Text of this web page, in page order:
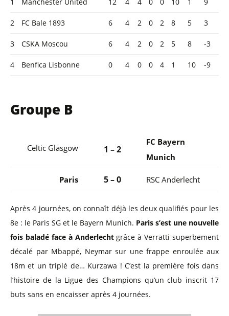
2 FC Bale 1893 6 4 2 0 2 8 5 3
3 CSKA Moscou 6 4 2 0 2 5 8 -3
4 Benfica Lisbonne 0 4 0 0 4 1 10 -9
Groupe B
Celtic Glasgow 1 – 2
FC Bayern
Munich
Paris 5 – 0 RSC Anderlecht
Après 4 journées, on connaît déjà les deux qualifiés pour les
8e : le Paris SG et le Bayern Munich. Paris s’est une nouvelle
fois baladé face à Anderlechtgrâce à Verratti superbement
décalé par Mbappé, Neymar sur une frappe enroulée aux
18m et un triplé de… Kurzawa ! C’est la première fois dans
l’histoire de la Ligue des Champions qu’un club inscrit 17
buts sans en encaisser après 4 journées.